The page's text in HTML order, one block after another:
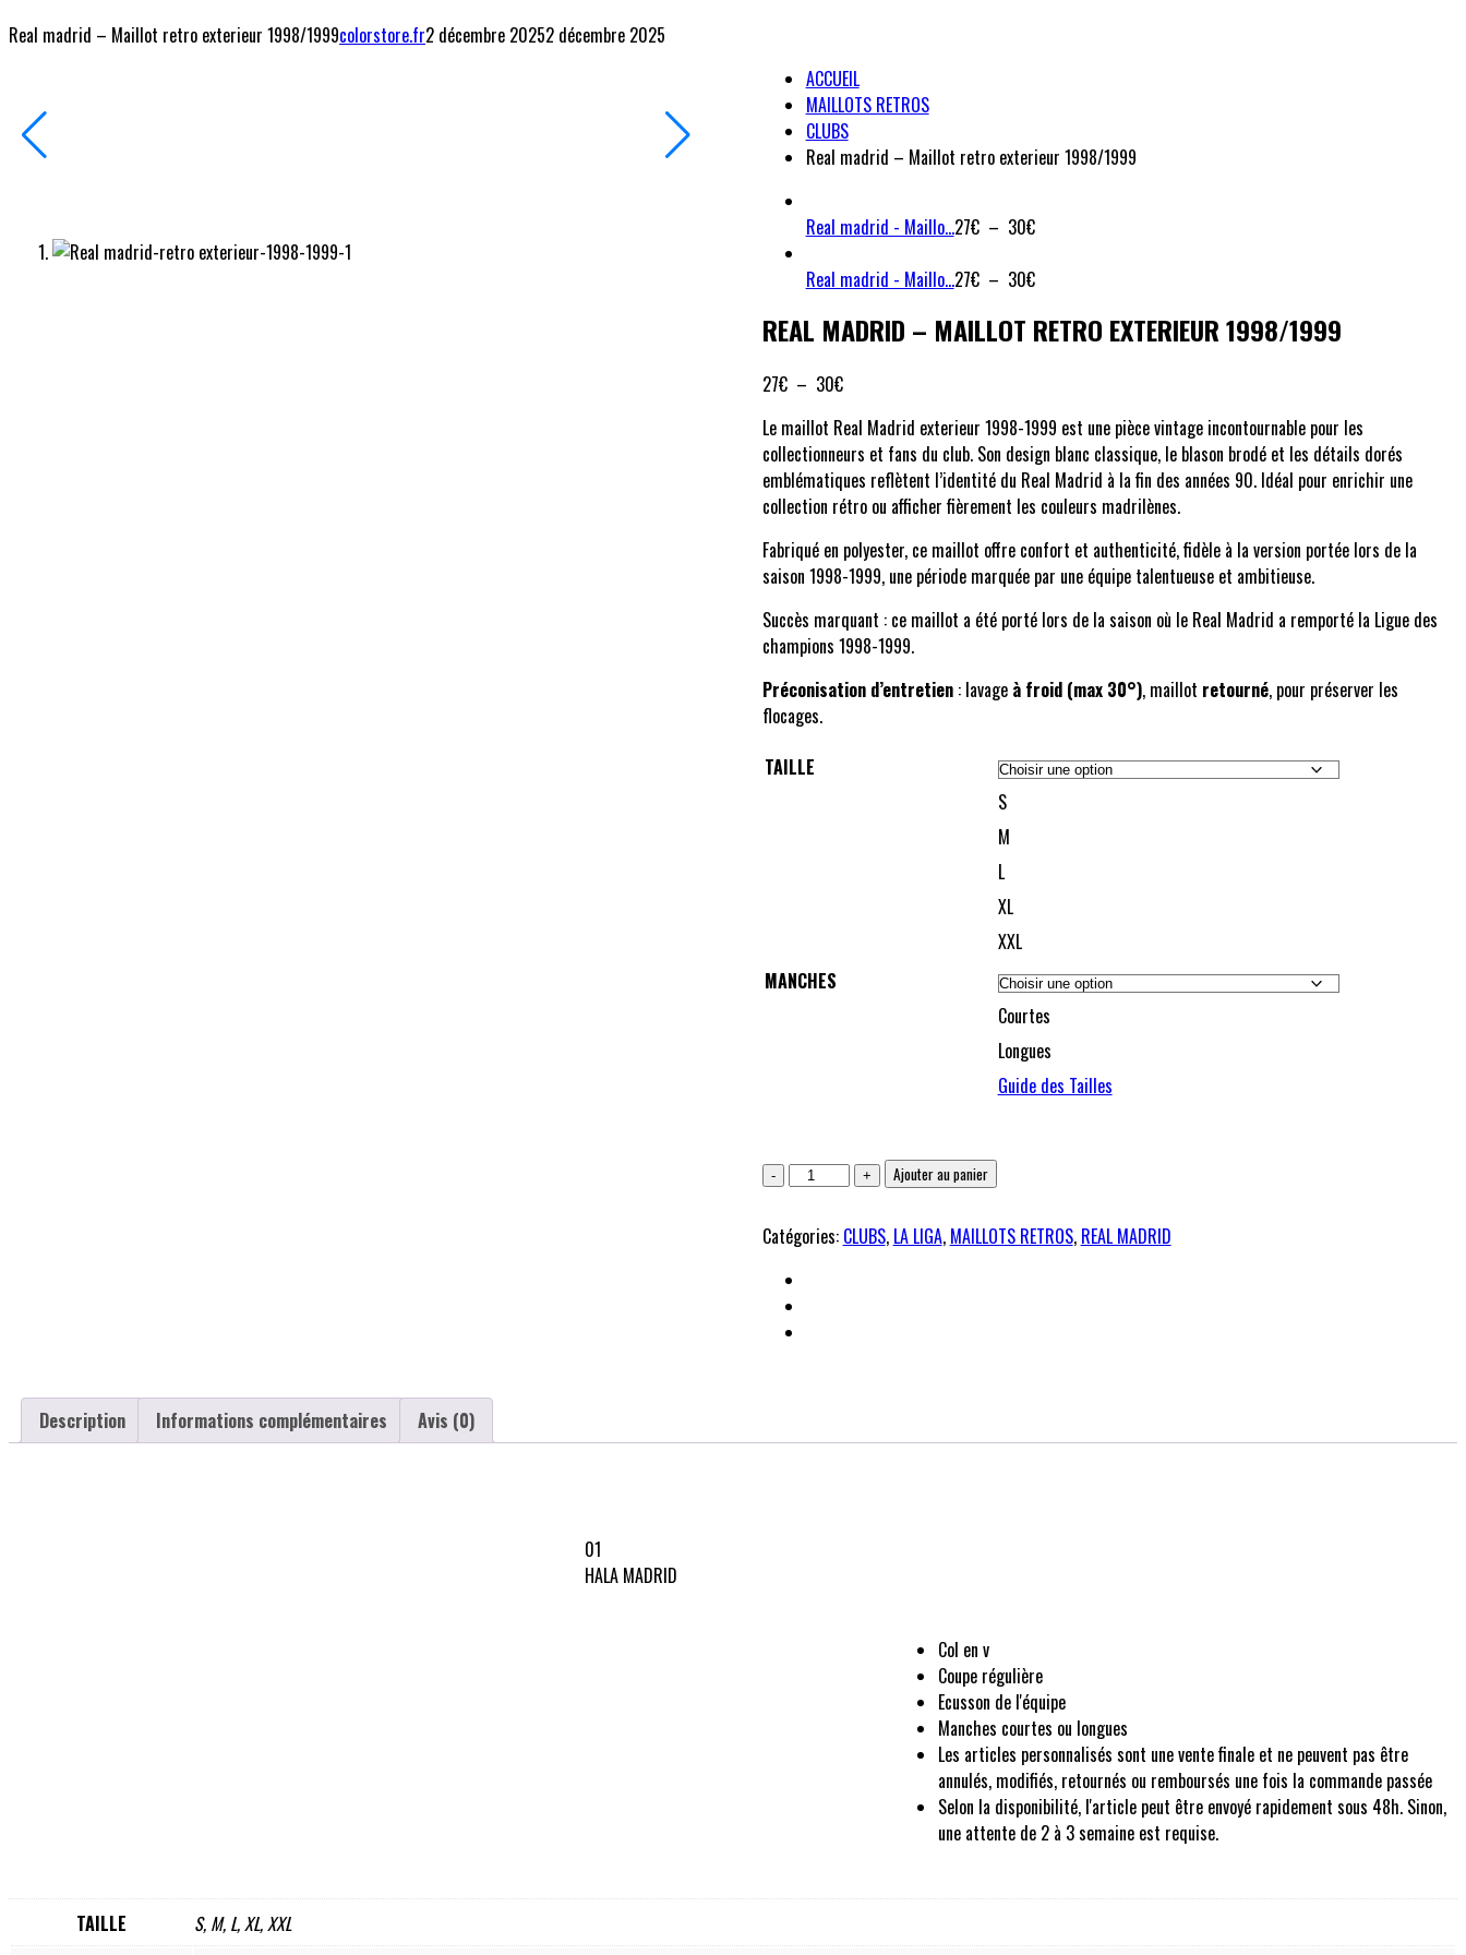
Real madrid – Maillot retro exterieur 1998/1999colorstore.fr2 décembre 20252 décembre 2025
ACCUEIL
MAILLOTS RETROS
CLUBS
Real madrid – Maillot retro exterieur 1998/1999
Real madrid - Maillo...27€ – 30€Plage
prix :
à
Real madrid - Maillo...27€ – 30€Plage
prix :
REAL MADRID – MAILLOT RETRO EXTERIEUR 1998/1999
27€ – 30€Plage
prix :
27€
à
30€
Le maillot Real Madrid exterieur 1998-1999 est une pièce vintage incontournable pour les
collectionneurs et fans du club. Son design blanc classique, le blason brodé et les détails dorés
emblématiques reflètent l’identité du Real Madrid à la fin des années 90. Idéal pour enrichir une
collection rétro ou afficher fièrement les couleurs madrilènes.
Fabriqué en polyester, ce maillot offre confort et authenticité, fidèle à la version portée lors de la
saison 1998-1999, une période marquée par une équipe talentueuse et ambitieuse.
Succès marquant : ce maillot a été porté lors de la saison où le Real Madrid a remporté la Ligue des
champions 1998-1999.
Préconisation d’entretien: lavage à froid (max 30°), maillot retourné, pour préserver les
flocages.
TAILLE
S
M
L
XL
XXL
MANCHES
Courtes
Longues
Guide des Tailles
Real
-
Maillot
retro
exterieur
1998/1999
Ajouter au panier
Catégories: CLUBS, LA LIGA, MAILLOTS RETROS, REAL MADRID
Description Informations complémentaires Avis (0)
01
HALA MADRID
Col en v
Coupe régulière
Ecusson de l'équipe
Manches courtes ou longues
Les articles personnalisés sont une vente finale et ne peuvent pas être
annulés, modifiés, retournés ou remboursés une fois la commande passée
Selon la disponibilité, l'article peut être envoyé rapidement sous 48h. Sinon,
une attente de 2 à 3 semaine est requise.
TAILLE
S, M, L, XL, XXL